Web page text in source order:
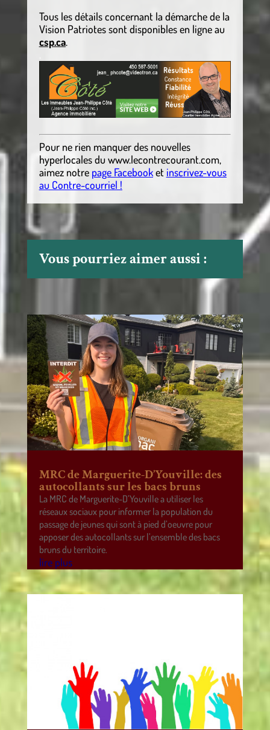
Tous les détails concernant la démarche de la
Vision Patriotes sont disponibles en ligne au
csp.ca.
Pour ne rien manquer des nouvelles
hyperlocales du www.lecontrecourant.com,
aimez notre page Facebooket inscrivez-vous
au Contre-courriel !
Vous pourriez aimer aussi :
MRC de Marguerite-D’Youville: des
autocollants sur les bacs bruns
La MRC de Marguerite-D’Youville a utiliser les
réseaux sociaux pour informer la population du
passage de jeunes qui sont à pied d’oeuvre pour
apposer des autocollants sur l’ensemble des bacs
bruns du territoire.
lire plus